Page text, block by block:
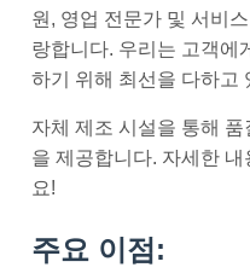
원, 영업 전문가 및 서비
랑합니다. 우리는 고객에
하기 위해 최선을 다하고
자체 제조 시설을 통해
을 제공합니다. 자세한
요!
주요 이점: